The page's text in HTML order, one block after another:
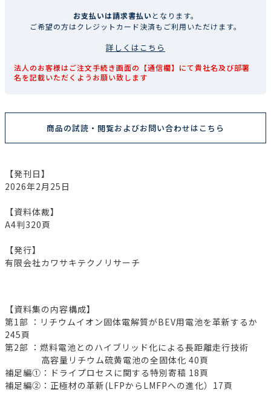
お支払いは請求書払いとなります。
ご希望の方はクレジットカード決済もご利用いただけます。
詳しくはこちら
法人のお客様はご注文手続き画面の【通信欄】にて貴社名及び部署
名を記載いただくようお願い致します
商品の試読・閲覧およびお問い合わせはこちら
【発刊日】
2026年2月25日
【資料体裁】
A4判320頁
【発行】
有限会社カワサキテクノリサーチ
【資料集の内容構成】
第1部 ：リチウムイオン固体電解質がBEV用電池を革新するか
245頁
第2部 ：燃料電池とのハイブリッド化による長距離走行技術
高容量リチウム硫黄電池の全固体化 40頁
補足編①：ドライプロセスに関する特別寄稿 18頁
補足編②：正極材の革新(LFPからLMFPへの進化）17頁